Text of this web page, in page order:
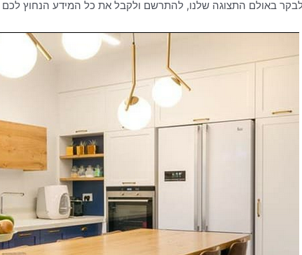
לבקר באולם התצוגה שלנו, להתרשם ולקבל את כל המידע הנחוץ